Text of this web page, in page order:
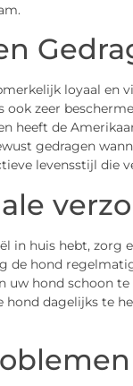
loyaal en
ook zeer
heeft de
gedragen
levensstijl die
in huis hebt,
de hond
uw hond schoon
hond dagelijks te